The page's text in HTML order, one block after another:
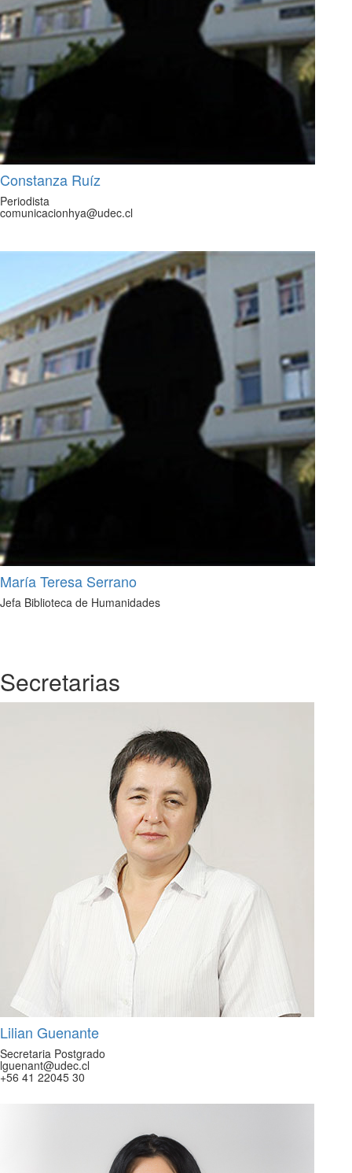
Constanza Ruíz
Periodista
comunicacionhya@udec.cl
María Teresa Serrano
Jefa Biblioteca de Humanidades
Secretarias
Lilian Guenante
Secretaria Postgrado
lguenant@udec.cl
+56 41 22045 30